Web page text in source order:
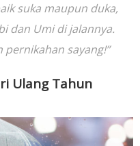
suka maupun duka,
dan Umi di jalannya.
sayang!”
Ulang Tahun